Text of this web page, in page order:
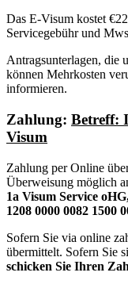
Das E-Visum kostet
Servicegebühr und
Antragsunterlagen, die
können Mehrkosten
informieren.
Zahlung: Betreff:
Visum
Zahlung per Online
Überweisung möglich
1a Visum Service
1208 0000 0082 1500
Sofern Sie via online
übermittelt. Sofern Sie
schicken Sie Ihren